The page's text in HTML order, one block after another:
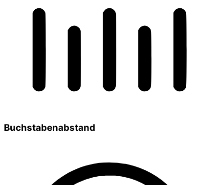
Buchstabenabstand